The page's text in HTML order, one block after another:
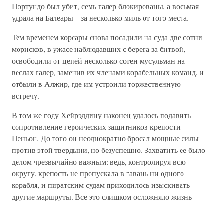
Портундо был убит, семь галер блокированы, а восьмая
удрала на Балеары – за несколько миль от того места.
Тем временем корсары снова посадили на суда две сотни
морисков, в ужасе наблюдавших с берега за битвой,
освободили от цепей несколько сотен мусульман на
веслах галер, заменив их членами корабельных команд, и
отбыли в Алжир, где им устроили торжественную
встречу.
В том же году Хейрэддину наконец удалось подавить
сопротивление героических защитников крепости
Пеньон. До того он неоднократно бросал мощные силы
против этой твердыни, но безуспешно. Захватить ее было
делом чрезвычайно важным: ведь, контролируя всю
округу, крепость не пропускала в гавань ни одного
корабля, и пиратским судам приходилось изыскивать
другие маршруты. Все это слишком осложняло жизнь